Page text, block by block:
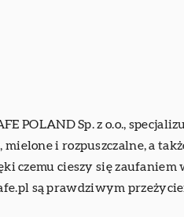
POLAND Sp. z o.o.,
i rozpuszczalne, a
czemu cieszy się
są prawdziwym